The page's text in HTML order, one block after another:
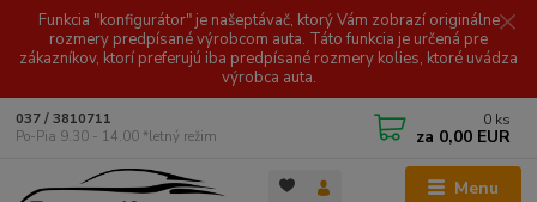
Funkcia "konfigurátor" je našeptávač, ktorý Vám zobrazí originálne
rozmery predpísané výrobcom auta. Táto funkcia je určená pre
zákazníkov, ktorí preferujú iba predpísané rozmery kolies, ktoré uvádza
výrobca auta.
Menu
037 / 3810711
Po-Pia 9.30 - 14.00 *letný režim
0 ks
za 0,00 EUR